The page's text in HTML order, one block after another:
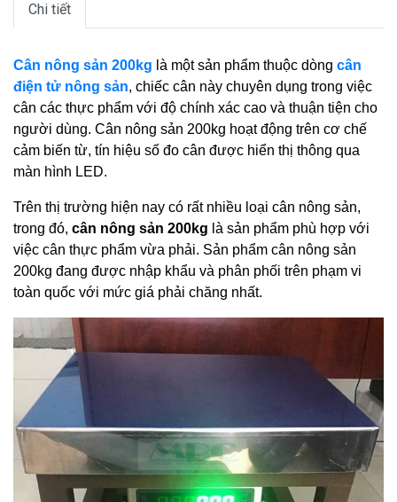
Chi tiết
Cân nông sản 200kg là một sản phẩm thuộc dòng cân
điện tử nông sản, chiếc cân này chuyên dụng trong việc
cân các thực phẩm với độ chính xác cao và thuận tiện cho
người dùng. Cân nông sản 200kg hoạt động trên cơ chế
cảm biến từ, tín hiệu số đo cân được hiển thị thông qua
màn hình LED.
Trên thị trường hiện nay có rất nhiều loại cân nông sản,
trong đó, cân nông sản 200kg là sản phẩm phù hợp với
việc cân thực phẩm vừa phải. Sản phẩm cân nông sản
200kg đang được nhập khẩu và phân phối trên phạm vi
toàn quốc với mức giá phải chăng nhất.